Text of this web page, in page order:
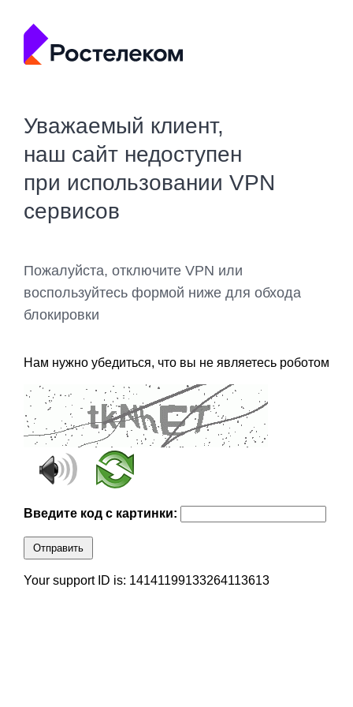
Уважаемый клиент,
наш сайт недоступен
при использовании VPN
сервисов
Пожалуйста, отключите VPN или
воспользуйтесь формой ниже для обхода
блокировки
Нам нужно убедиться, что вы не являетесь роботом
Введите код с картинки:
Отправить
Your support ID is: 14141199133264113613